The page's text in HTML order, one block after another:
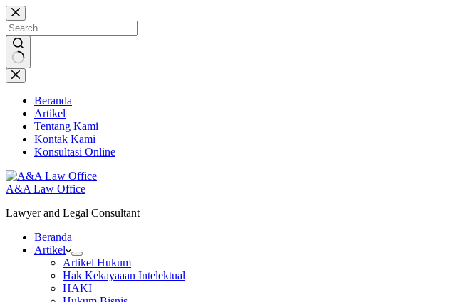
Skip
to
content
No
results
Beranda
Artikel
Tentang Kami
Kontak Kami
Konsultasi Online
A&A Law Office
Lawyer and Legal Consultant
Beranda
Artikel
Artikel Hukum
Hak Kekayaaan Intelektual
HAKI